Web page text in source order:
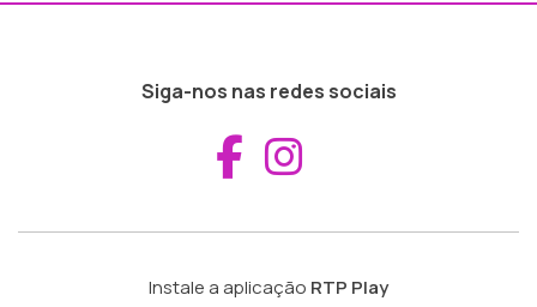
Siga-nos nas redes sociais
Aceder ao
Instale a aplicação RTP Play